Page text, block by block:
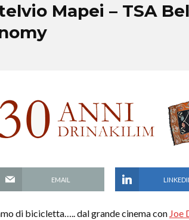
Mapei – TSA
EMAIL
di bicicletta….. dal grande cinema con Joe